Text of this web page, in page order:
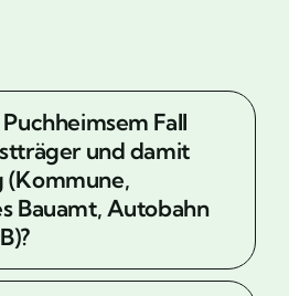
Fall
und damit
(Kommune,
Bauamt, Autobahn